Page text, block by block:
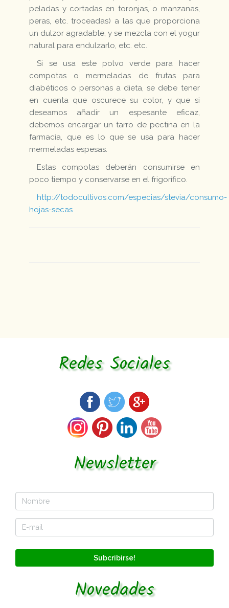
peladas y cortadas en toronjas, o manzanas,
peras, etc. troceadas) a las que proporciona
un dulzor agradable, y se mezcla con el yogur
natural para endulzarlo, etc. etc.
Si se usa este polvo verde para hacer
compotas o mermeladas de frutas para
diabéticos o personas a dieta, se debe tener
en cuenta que oscurece su color, y que si
deseamos añadir un espesante eficaz,
debemos encargar un tarro de pectina en la
farmacia, que es lo que se usa para hacer
mermeladas espesas.
Estas compotas deberán consumirse en
poco tiempo y conservarse en el frigorífico.
http://todocultivos.com/especias/stevia/consumo-
hojas-secas
Redes Sociales
Newsletter
Subcribirse!
Novedades